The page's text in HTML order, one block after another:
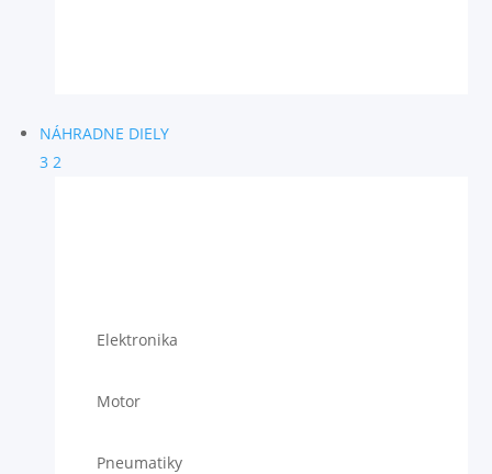
NÁHRADNE DIELY
3 2
Elektronika
Motor
Pneumatiky